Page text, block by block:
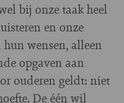
bij onze taak heel
en onze
wensen, alleen
opgaven aan
ouderen geldt: niet
De één wil